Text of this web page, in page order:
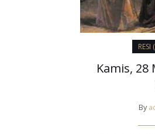
Kamis, 28
By